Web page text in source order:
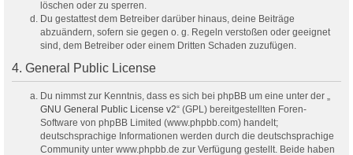
löschen oder zu sperren.
Du gestattest dem Betreiber darüber hinaus, deine Beiträge
abzuändern, sofern sie gegen o. g. Regeln verstoßen oder geeignet
sind, dem Betreiber oder einem Dritten Schaden zuzufügen.
4. General Public License
Du nimmst zur Kenntnis, dass es sich bei phpBB um eine unter der „
GNU General Public License v2“ (GPL) bereitgestellten Foren-
Software von phpBB Limited (www.phpbb.com) handelt;
deutschsprachige Informationen werden durch die deutschsprachige
Community unter www.phpbb.de zur Verfügung gestellt. Beide haben